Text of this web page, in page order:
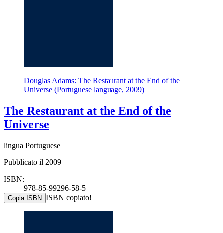
Douglas Adams: The Restaurant at the End of the
Universe (Portuguese language, 2009)
The Restaurant at the End of the
Universe
lingua Portuguese
Pubblicato il 2009
ISBN:
978-85-99296-58-5
Copia ISBN ISBN copiato!